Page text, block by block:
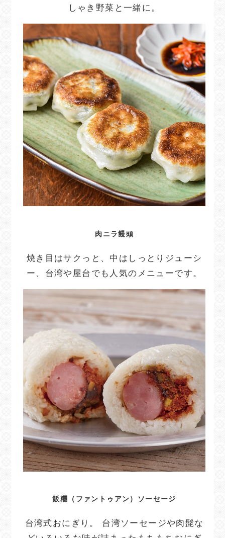
しゃき野菜と一緒に。
肉ニラ饅頭
焼き目はサクっと、中はしっとりジューシ
ー、台湾や屋台でも人気のメニューです。
飯糰（ファントゥアン）ソーセージ
台湾式おにぎり。 台湾ソーセージや肉髭な